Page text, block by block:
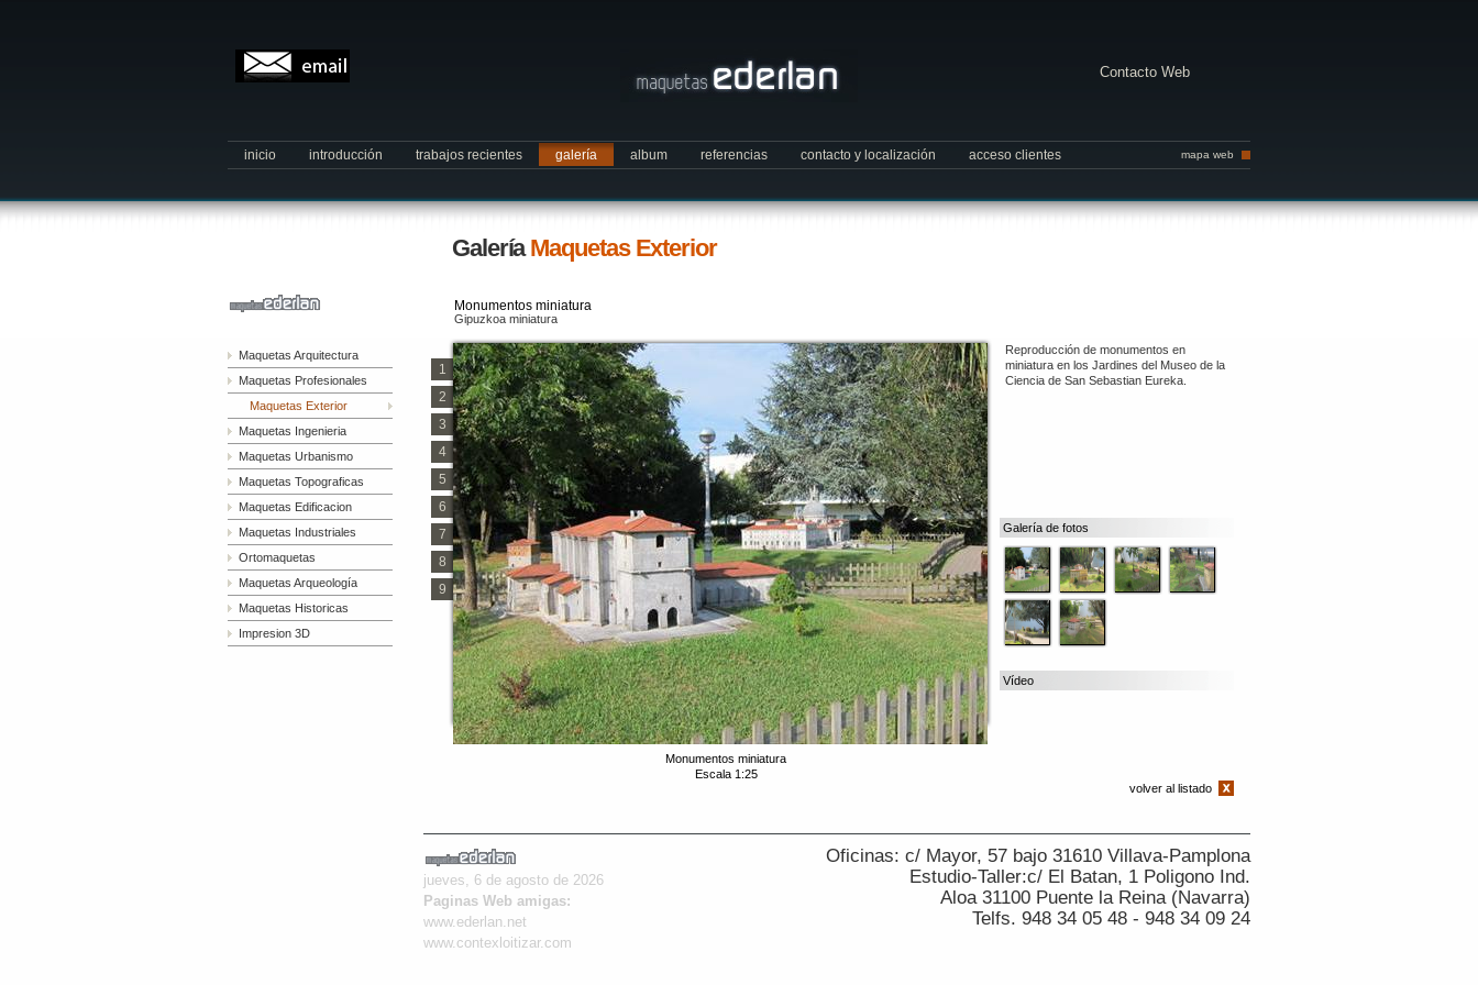
Contacto Web
inicio introducción trabajos recientes galería album referencias contacto y localización acceso clientes mapa web
Maquetas Arquitectura
Maquetas Profesionales
Maquetas Exterior
Maquetas Ingenieria
Maquetas Urbanismo
Maquetas Topograficas
Maquetas Edificacion
Maquetas Industriales
Ortomaquetas
Maquetas Arqueología
Maquetas Historicas
Impresion 3D
GaleríaMaquetas Exterior
Monumentos miniatura
Gipuzkoa miniatura
1
2
3
4
5
6
7
8
9
Reproducción de monumentos en
miniatura en los Jardines del Museo de la
Ciencia de San Sebastian Eureka.
Galería de fotos
Vídeo
Monumentos miniatura
Escala 1:25
volver al listado
jueves, 6 de agosto de 2026
Paginas Web amigas:
www.ederlan.net
www.contexloitizar.com
Oficinas: c/ Mayor, 57 bajo 31610 Villava-Pamplona
Estudio-Taller:c/ El Batan, 1 Poligono Ind.
Aloa 31100 Puente la Reina (Navarra)
Telfs. 948 34 05 48 - 948 34 09 24